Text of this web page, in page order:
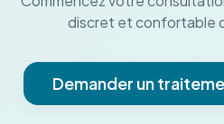
discret et confortable
Demander un